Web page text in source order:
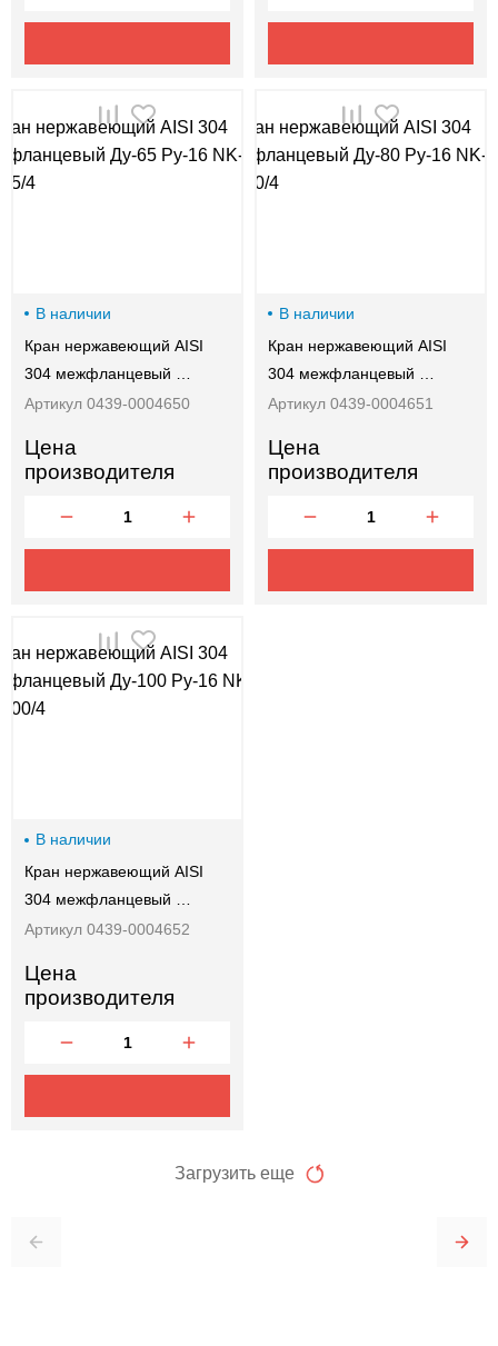
В наличии
Кран нержавеющий AISI
304 межфланцевый …
Артикул 0439-0004650
Цена
производителя
В наличии
Кран нержавеющий AISI
304 межфланцевый …
Артикул 0439-0004651
Цена
производителя
В наличии
Кран нержавеющий AISI
304 межфланцевый …
Артикул 0439-0004652
Цена
производителя
Загрузить еще